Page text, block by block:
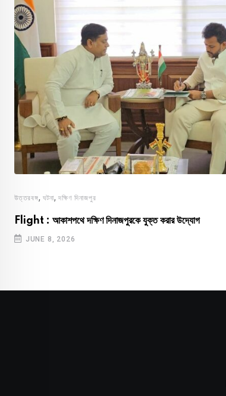
উত্তরবঙ্গ, ঘটনা,দক্ষিণ দিনাজপুর
Flight : আকাশপথে দক্ষিণ দিনাজপুরকে যুক্ত করার উদ্যোগ
JUNE 8, 2026